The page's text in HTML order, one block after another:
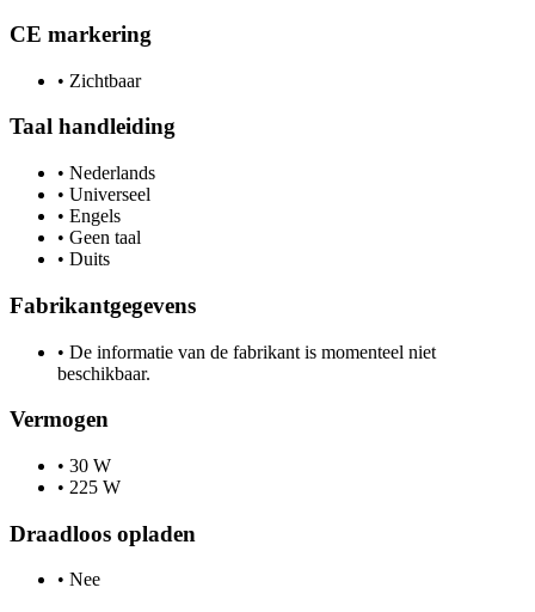
CE markering
• Zichtbaar
Taal handleiding
• Nederlands
• Universeel
• Engels
• Geen taal
• Duits
Fabrikantgegevens
• De informatie van de fabrikant is momenteel niet
beschikbaar.
Vermogen
• 30 W
• 225 W
Draadloos opladen
• Nee